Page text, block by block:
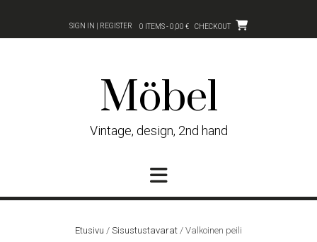
content
SIGN IN | REGISTER 0 ITEMS - 0,00 € CHECKOUT
Möbel
Vintage, design, 2nd hand
Etusivu / Sisustustavarat / Valkoinen peili